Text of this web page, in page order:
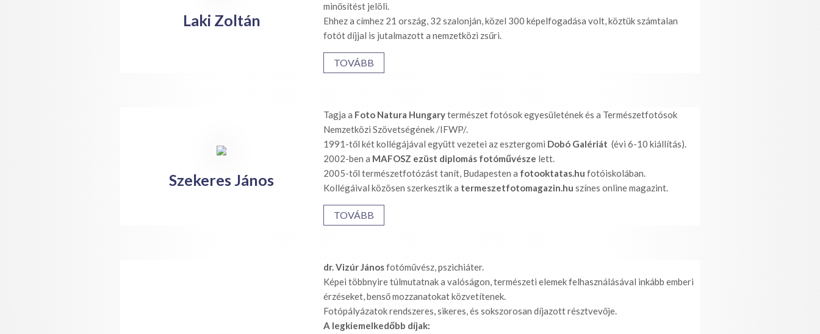
Laki Zoltán
minősítést jelöli.
Ehhez a címhez 21 ország, 32 szalonján, közel 300 képelfogadása volt, köztük számtalan
fotót díjjal is jutalmazott a nemzetközi zsűri.
TOVÁBB
Szekeres János
Tagja a Foto Natura Hungarytermészet fotósok egyesületének és a Természetfotósok
Nemzetközi Szövetségének /IFWP/.
1991-től két kollégájával együtt vezetei az esztergomi Dobó Galériát (évi 6-10 kiállítás).
2002-ben a MAFOSZ ezüst diplomás fotóművésze lett.
2005-től természetfotózást tanít, Budapesten a fotooktatas.hu fotóiskolában.
Kollégáival közösen szerkesztik a termeszetfotomagazin.hu színes online magazint.
TOVÁBB
dr. VizúrJánosfotóművész, pszichiáter.
Képei többnyire túlmutatnak a valóságon, természeti elemek felhasználásával inkább emberi
érzéseket, benső mozzanatokat közvetítenek.
Fotópályázatok rendszeres, sikeres, és sokszorosan díjazott résztvevője.
A legkiemelkedőbb díjak: